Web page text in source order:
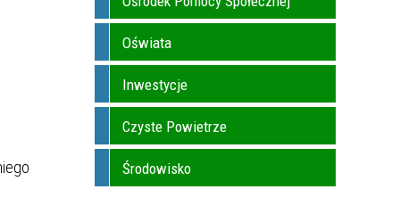
Oświata
Inwestycje
Czyste Powietrze
Środowisko